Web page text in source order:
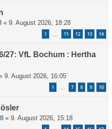
« 9. August 2026, 18:28
1 11 12 13 14
27: VfL Bochum : Hertha
9. August 2026, 16:05
1 7 8 9 10
« 9. August 2026, 15:18